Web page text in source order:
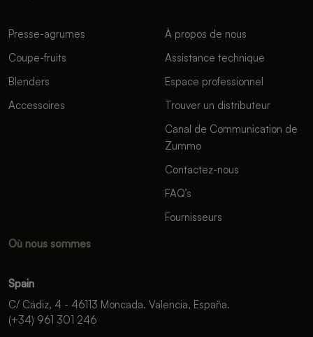
Presse-agrumes
Coupe-fruits
Blenders
Accessoires
À propos de nous
Assistance technique
Espace professionnel
Trouver un distributeur
Canal de Communication de
Zummo
Contactez-nous
FAQ’s
Fournisseurs
Où nous sommes
Spain
C/ Cádiz, 4 - 46113 Moncada. Valencia, España.
(+34) 961 301 246